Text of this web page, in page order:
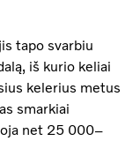
tapo svarbiu
iš kurio keliai
kelerius metus
smarkiai
net 25 000–